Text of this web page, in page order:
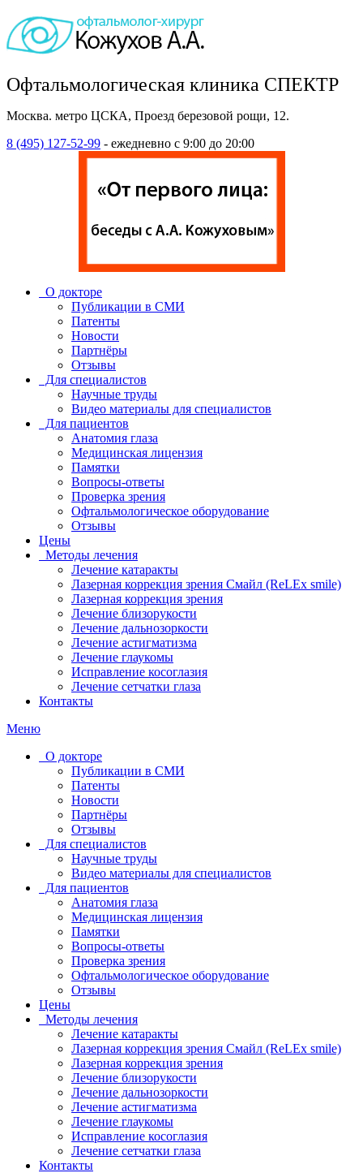
Офтальмологическая клиника СПЕКТР
Москва. метро ЦСКА, Проезд березовой рощи, 12.
8 (495) 127-52-99 - ежедневно с 9:00 до 20:00
О докторе
Публикации в СМИ
Патенты
Новости
Партнёры
Отзывы
Для специалистов
Научные труды
Видео материалы для специалистов
Для пациентов
Анатомия глаза
Медицинская лицензия
Памятки
Вопросы-ответы
Проверка зрения
Офтальмологическое оборудование
Отзывы
Цены
Методы лечения
Лечение катаракты
Лазерная коррекция зрения Смайл (ReLEx smile)
Лазерная коррекция зрения
Лечение близорукости
Лечение дальнозоркости
Лечение астигматизма
Лечение глаукомы
Исправление косоглазия
Лечение сетчатки глаза
Контакты
Меню
О докторе
Публикации в СМИ
Патенты
Новости
Партнёры
Отзывы
Для специалистов
Научные труды
Видео материалы для специалистов
Для пациентов
Анатомия глаза
Медицинская лицензия
Памятки
Вопросы-ответы
Проверка зрения
Офтальмологическое оборудование
Отзывы
Цены
Методы лечения
Лечение катаракты
Лазерная коррекция зрения Смайл (ReLEx smile)
Лазерная коррекция зрения
Лечение близорукости
Лечение дальнозоркости
Лечение астигматизма
Лечение глаукомы
Исправление косоглазия
Лечение сетчатки глаза
Контакты